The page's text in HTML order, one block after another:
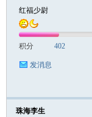
红福少尉
积分 402
发消息
珠海李生